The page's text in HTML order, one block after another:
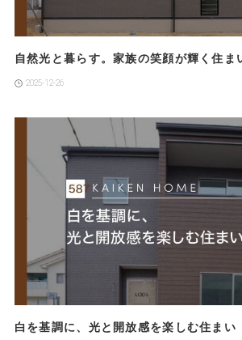
自然光と暮らす。家族の笑顔が輝く住ま
2025-12-26
白を基調に、光と開放感を楽しむ住まい